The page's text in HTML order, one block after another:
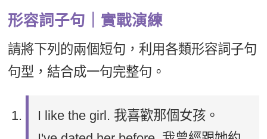
形容詞子句｜實戰演練
請將下列的兩個短句，利用各類形容詞子句
句型，結合成一句完整句。
I like the girl. 我喜歡那個女孩。